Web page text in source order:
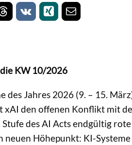
KW 10/2026
des Jahres 2026 (9. – 15.
xAI den offenen Konflikt mit
des AI Acts endgültig
neuen Höhepunkt: KI-